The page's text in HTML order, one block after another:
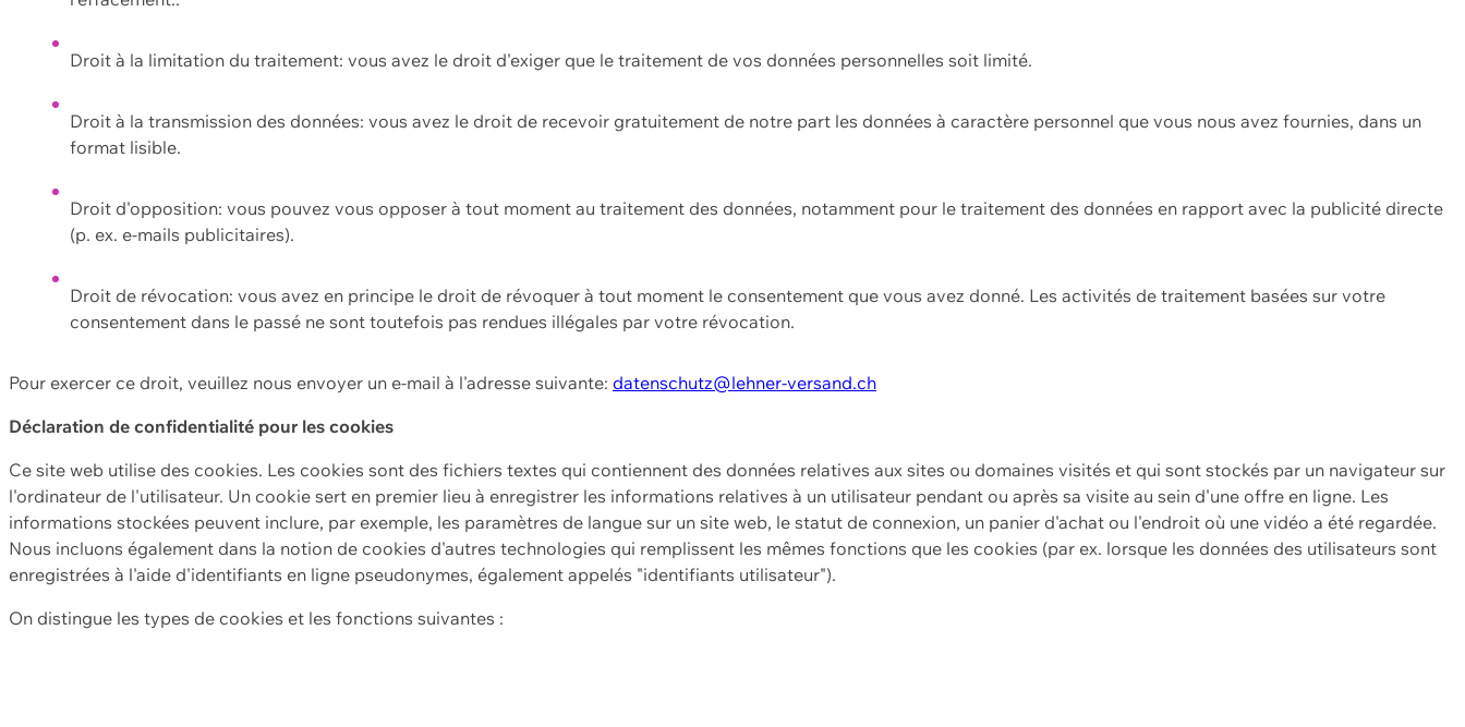
Droit à la limitation du traitement: vous avez le droit d'exiger que le traitement de vos données personnelles soit limité.
Droit à la transmission des données: vous avez le droit de recevoir gratuitement de notre part les données à caractère personnel que vous nous avez fournies, dans un
format lisible.
Droit d'opposition: vous pouvez vous opposer à tout moment au traitement des données, notamment pour le traitement des données en rapport avec la publicité directe
(p. ex. e-mails publicitaires).
Droit de révocation: vous avez en principe le droit de révoquer à tout moment le consentement que vous avez donné. Les activités de traitement basées sur votre
consentement dans le passé ne sont toutefois pas rendues illégales par votre révocation.
Pour exercer ce droit, veuillez nous envoyer un e-mail à l'adresse suivante: datenschutz@lehner-versand.ch
Déclaration de confidentialité pour les cookies
Ce site web utilise des cookies. Les cookies sont des fichiers textes qui contiennent des données relatives aux sites ou domaines visités et qui sont stockés par un navigateur sur
l'ordinateur de l'utilisateur. Un cookie sert en premier lieu à enregistrer les informations relatives à un utilisateur pendant ou après sa visite au sein d'une offre en ligne. Les
informations stockées peuvent inclure, par exemple, les paramètres de langue sur un site web, le statut de connexion, un panier d'achat ou l'endroit où une vidéo a été regardée.
Nous incluons également dans la notion de cookies d'autres technologies qui remplissent les mêmes fonctions que les cookies (par ex. lorsque les données des utilisateurs sont
enregistrées à l'aide d'identifiants en ligne pseudonymes, également appelés "identifiants utilisateur").
On distingue les types de cookies et les fonctions suivantes :